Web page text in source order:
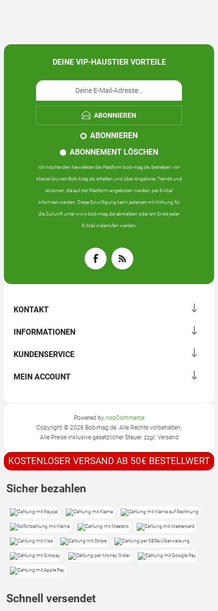
DEINE VIP-HAUSTIER VORTEILE
ABONNIEREN
ABONNIEREN
ABONNEMENT LÖSCHEN
Ich möchte den Newsletter der Plattform bob-mag.de, betrieben von
Marcel Grunert Bob-Mag.de, erhalten und über Angebote, Trends und
Aktionen, die auf der Plattform angeboten werden, per E-Mail
informiert werden. Diese Einwilligung kann jederzeit mit Wirkung für
die Zukunft unter www.bob-mag.de/abmelden oder am Ende jeder
E-Mail widerrufen werden.
KONTAKT
INFORMATIONEN
KUNDENSERVICE
MEIN ACCOUNT
Powered by nopCommerce
Copyright © 2026 Bob-mag.de. Alle Rechte vorbehalten.
Alle Preise inklusive gesetzlicher Steuer. zzgl. Versand
KOSTENLOSER VERSAND AB 50€ BESTELLWERT
Sicher bezahlen
Schnell versendet